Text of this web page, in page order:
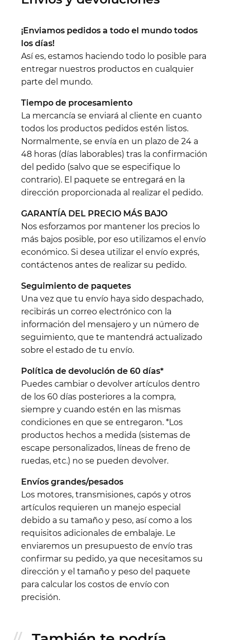
¡Enviamos pedidos a todo el mundo todos
los días!
Así es, estamos haciendo todo lo posible para
entregar nuestros productos en cualquier
parte del mundo.
Tiempo de procesamiento
La mercancía se enviará al cliente en cuanto
todos los productos pedidos estén listos.
Normalmente, se envía en un plazo de 24 a
48 horas (días laborables) tras la confirmación
del pedido (salvo que se especifique lo
contrario). El paquete se entregará en la
dirección proporcionada al realizar el pedido.
GARANTÍA DEL PRECIO MÁS BAJO
Nos esforzamos por mantener los precios lo
más bajos posible, por eso utilizamos el envío
económico. Si desea utilizar el envío exprés,
contáctenos antes de realizar su pedido.
Seguimiento de paquetes
Una vez que tu envío haya sido despachado,
recibirás un correo electrónico con la
información del mensajero y un número de
seguimiento, que te mantendrá actualizado
sobre el estado de tu envío.
Política de devolución de 60 días*
Puedes cambiar o devolver artículos dentro
de los 60 días posteriores a la compra,
siempre y cuando estén en las mismas
condiciones en que se entregaron. *Los
productos hechos a medida (sistemas de
escape personalizados, líneas de freno de
ruedas, etc.) no se pueden devolver.
Envíos grandes/pesados
Los motores, transmisiones, capós y otros
artículos requieren un manejo especial
debido a su tamaño y peso, así como a los
requisitos adicionales de embalaje. Le
enviaremos un presupuesto de envío tras
confirmar su pedido, ya que necesitamos su
dirección y el tamaño y peso del paquete
para calcular los costos de envío con
precisión.